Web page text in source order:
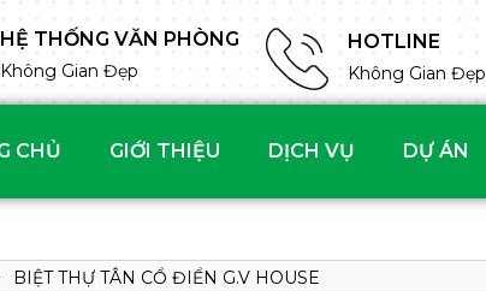
HỆ THỐNG VĂN PHÒNG
Không Gian Đẹp
HOTLINE
Không Gian Đẹp
CHỦ GIỚI THIỆU DỊCH VỤ DỰ ÁN
BIỆT THỰ TÂN CỔ ĐIỂN G.V HOUSE